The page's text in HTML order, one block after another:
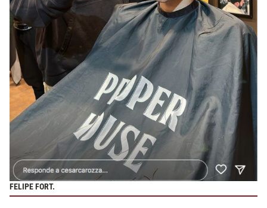
FELIPE FORT.